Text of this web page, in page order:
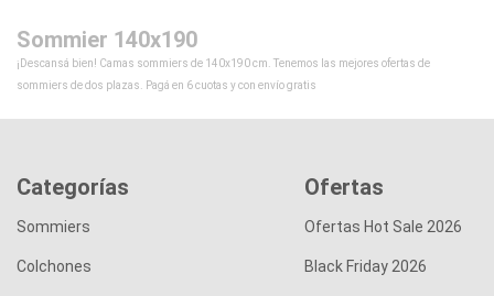
Sommier 140x190
¡Descansá bien! Camas sommiers de 140x190 cm. Tenemos las mejores ofertas de
sommiers de dos plazas. Pagá en 6 cuotas y con envío gratis
Categorías
Sommiers
Colchones
Ofertas
Ofertas Hot Sale 2026
Black Friday 2026